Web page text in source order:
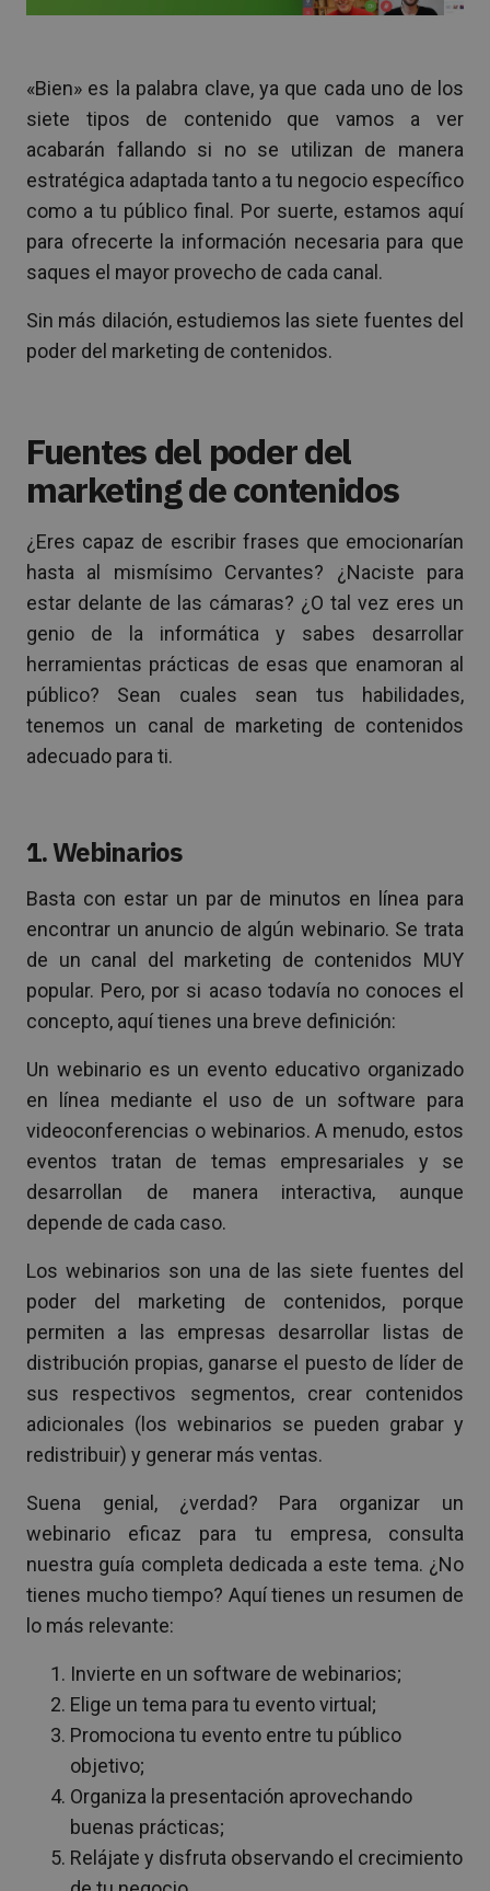
«Bien» es la palabra clave, ya que cada uno de los
siete tipos de contenido que vamos a ver
acabarán fallando si no se utilizan de manera
estratégica adaptada tanto a tu negocio específico
como a tu público final. Por suerte, estamos aquí
para ofrecerte la información necesaria para que
saques el mayor provecho de cada canal.
Sin más dilación, estudiemos las siete fuentes del
poder del marketing de contenidos.
Fuentes del poder del
marketing de contenidos
¿Eres capaz de escribir frases que emocionarían
hasta al mismísimo Cervantes? ¿Naciste para
estar delante de las cámaras? ¿O tal vez eres un
genio de la informática y sabes desarrollar
herramientas prácticas de esas que enamoran al
público? Sean cuales sean tus habilidades,
tenemos un canal de marketing de contenidos
adecuado para ti.
1. Webinarios
Basta con estar un par de minutos en línea para
encontrar un anuncio de algún webinario. Se trata
de un canal del marketing de contenidos MUY
popular. Pero, por si acaso todavía no conoces el
concepto, aquí tienes una breve definición:
Un webinario es un evento educativo organizado
en línea mediante el uso de un software para
videoconferencias o webinarios. A menudo, estos
eventos tratan de temas empresariales y se
desarrollan de manera interactiva, aunque
depende de cada caso.
Los webinarios son una de las siete fuentes del
poder del marketing de contenidos, porque
permiten a las empresas desarrollar listas de
distribución propias, ganarse el puesto de líder de
sus respectivos segmentos, crear contenidos
adicionales (los webinarios se pueden grabar y
redistribuir) y generar más ventas.
Suena genial, ¿verdad? Para organizar un
webinario eficaz para tu empresa, consulta
nuestra guía completa dedicada a este tema. ¿No
tienes mucho tiempo? Aquí tienes un resumen de
lo más relevante:
Invierte en un software de webinarios;
Elige un tema para tu evento virtual;
Promociona tu evento entre tu público
objetivo;
Organiza la presentación aprovechando
buenas prácticas;
Relájate y disfruta observando el crecimiento